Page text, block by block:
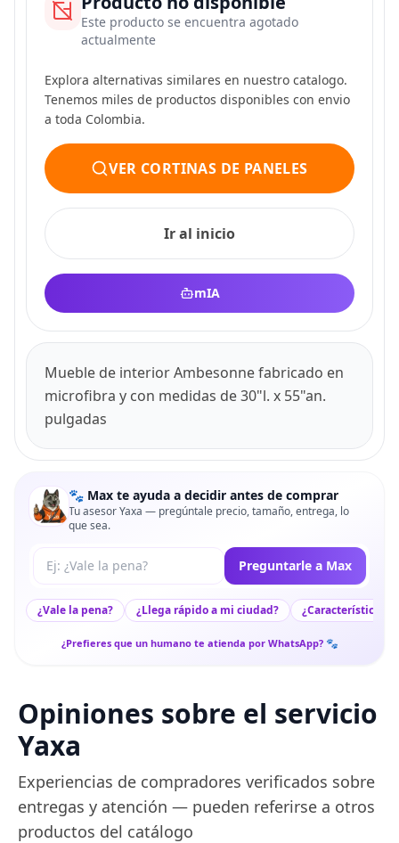
Este producto se encuentra agotado
actualmente
Explora alternativas similares en nuestro catalogo.
Tenemos miles de productos disponibles con envio
a toda Colombia.
VER CORTINAS DE PANELES
Ir al inicio
mIA
Mueble de interior Ambesonne fabricado en
microfibra y con medidas de 30"l. x 55"an.
pulgadas
🐾 Max te ayuda a decidir antes de comprar
Tu asesor Yaxa — pregúntale precio, tamaño, entrega, lo
que sea.
Tu pregunta a Max Preguntarle a Max
¿Vale la pena? ¿Llega rápido a mi ciudad? ¿Características
¿Prefieres que un humano te atienda por WhatsApp? 🐾
Opiniones sobre el servicio
Yaxa
Experiencias de compradores verificados sobre
entregas y atención — pueden referirse a otros
productos del catálogo